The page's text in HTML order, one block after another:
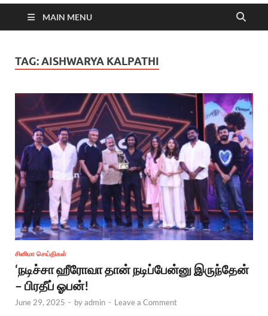
MAIN MENU
TAG:AISHWARYA KALPATHI
சினிமா செய்திகள்
‘நடிச்சா ஹீரோவா தான் நடிப்பேன்னு இருந்தேன்
– பிரதீப் ஓபன்!
June 29, 2025 - byadmin - Leave a Comment